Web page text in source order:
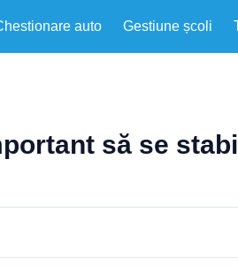
auto Gestiune școli
să se